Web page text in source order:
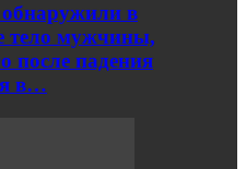
в
тело мужчины,
после падения
в…